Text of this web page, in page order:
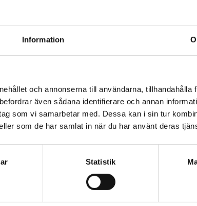
Information
och annonserna till användarna, tillhandahålla
även sådana identifierare och annan
som vi samarbetar med. Dessa kan i sin tur
som de har samlat in när du har använt deras
Statistik
Nyckelring med Tass
Lägg till i favoriter
Orange Keps med